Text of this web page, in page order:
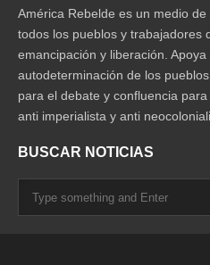
América Rebelde es un medio
todos los pueblos y trabajadores
emancipación y liberación.
autodeterminación de los
para el debate y confluencia
anti imperialista y anti
BUSCAR NOTICIAS